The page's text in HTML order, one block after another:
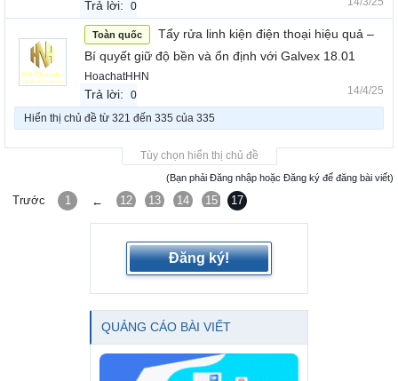
Trả lời: 0
Toàn quốc
Tẩy rửa linh kiện điện thoại hiệu quả –
Bí quyết giữ độ bền và ổn định với Galvex 18.01
HoachatHHN
Trả lời: 0 14/4/25
Hiển thị chủ đề từ 321 đến 335 của 335
Tùy chọn hiển thị chủ đề
(Bạn phải Đăng nhập hoặc Đăng ký để đăng bài viết)
Trước 1 ← 12 13 14 15 16
17
Đăng ký!
QUẢNG CÁO BÀI VIẾT